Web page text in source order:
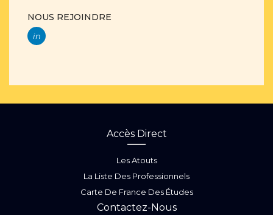
NOUS REJOINDRE
in
Accès Direct
Les Atouts
La Liste Des Professionnels
Carte De France Des Études
Contactez-Nous